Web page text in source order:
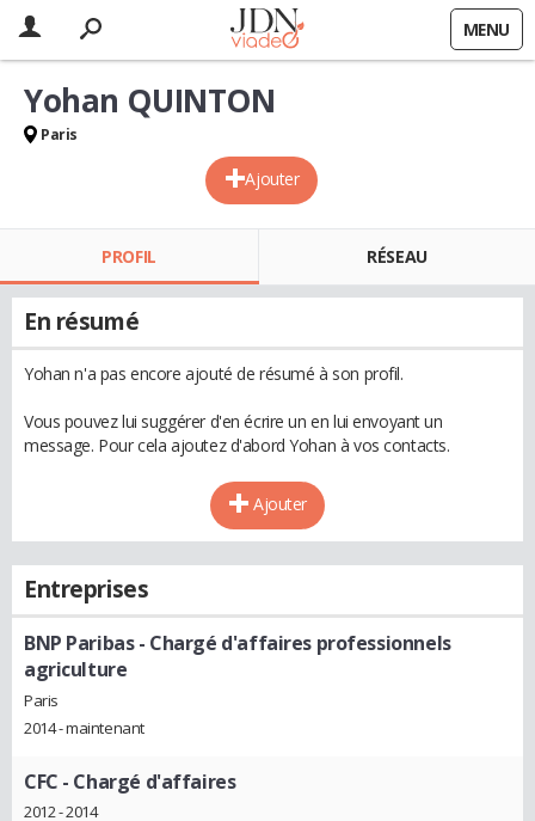
MENU
Ajouter
Yohan QUINTON
Paris
PROFIL RÉSEAU
En résumé
Yohan n'a pas encore ajouté de résumé à son profil.
Vous pouvez lui suggérer d'en écrire un en lui envoyant un
message. Pour cela ajoutez d'abord Yohan à vos contacts.
Ajouter
Entreprises
BNP Paribas- Chargé d'affaires professionnels
agriculture
Paris
2014 - maintenant
CFC - Chargé d'affaires
2012 - 2014